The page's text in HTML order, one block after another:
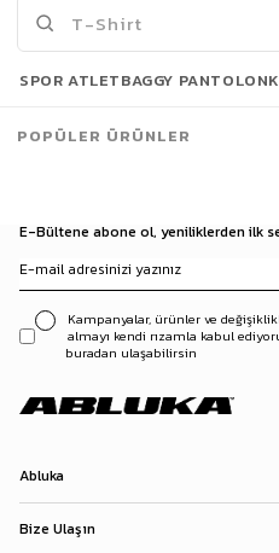
Erkek Kontrast Yakalı Regular Fit Denim Ceket Siyah
E-Bültene abone ol, yeniliklerden ilk
Kampanyalar, ürünler ve
almayı kendi rızamla kabul
buradan ulaşabilirsin
Abluka
Bize Ulaşın
SPOR ATLETBAGGY PANTOLON
POPÜLER ÜRÜNLER